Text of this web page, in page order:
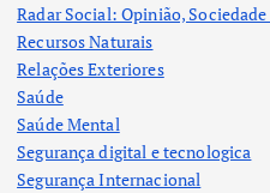
Radar Social: Opinião,
Recursos Naturais
Relações Exteriores
Saúde
Saúde Mental
Segurança digital e tecnologica
Segurança Internacional